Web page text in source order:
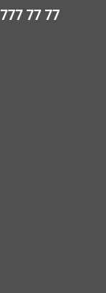
77 77